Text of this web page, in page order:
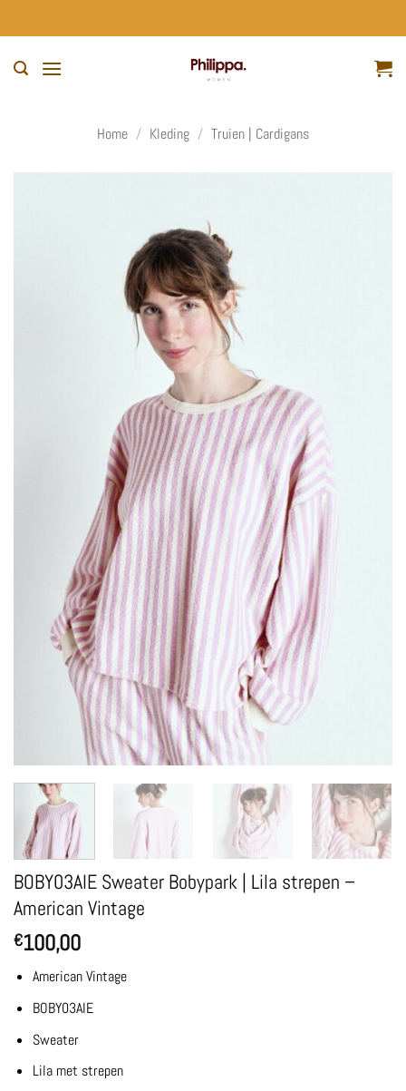
naar
Home / Kleding / Truien | Cardigans
BOBY03AIE Sweater Bobypark | Lila strepen –
American Vintage
€100,00
American Vintage
BOBY03AIE
Sweater
Lila met strepen